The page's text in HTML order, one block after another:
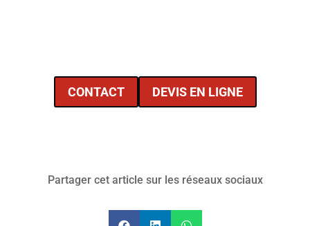
CONTACT DEVIS EN LIGNE
Partager cet article sur les réseaux sociaux